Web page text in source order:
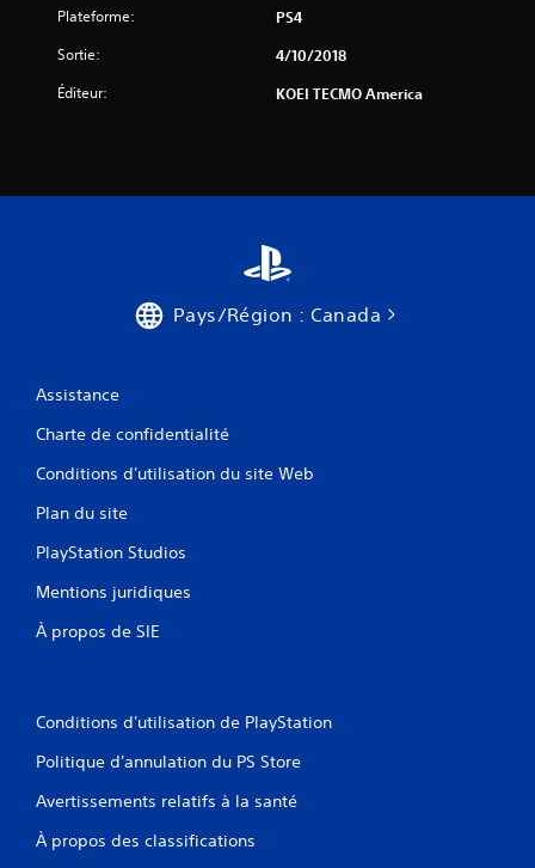
Plateforme: PS4
Sortie: 4/10/2018
Éditeur: KOEI TECMO America
Pays/Région : Canada
Assistance
Charte de confidentialité
Conditions d'utilisation du site Web
Plan du site
PlayStation Studios
Mentions juridiques
À propos de SIE
Conditions d'utilisation de PlayStation
Politique d'annulation du PS Store
Avertissements relatifs à la santé
À propos des classifications